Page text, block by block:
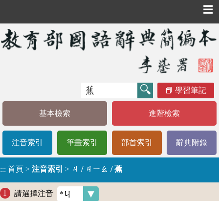
☰
學習筆記
基本檢索 進階檢索
注音索引 筆畫索引 部首索引 辭典附錄
::: 首頁 > 注音索引 > ㄐ / ㄐㄧㄠ / 蕉
請選擇注音